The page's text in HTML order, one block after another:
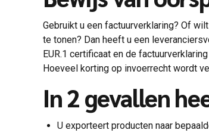
Gebruikt u een factuurverklaring? Of
te tonen? Dan heeft u een
EUR.1 certificaat en de
Hoeveel korting op invoerrecht wordt
In 2 gevallen
U exporteert producten naar